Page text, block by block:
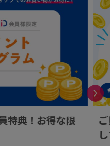
特典！お得な限